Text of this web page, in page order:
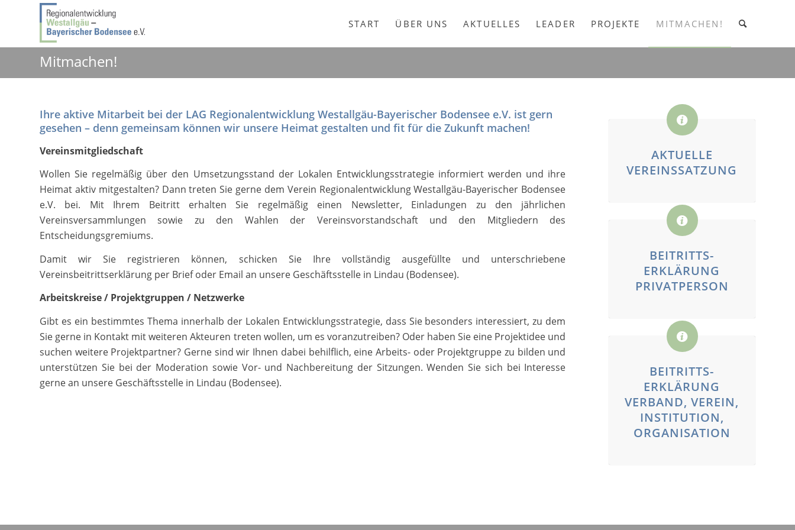
START ÜBER UNS AKTUELLES LEADER PROJEKTE MITMACHEN!
Mitmachen!
Ihre aktive Mitarbeit bei der LAG Regionalentwicklung Westallgäu-Bayerischer Bodensee e.V. ist gern
gesehen – denn gemeinsam können wir unsere Heimat gestalten und fit für die Zukunft machen!
Vereinsmitgliedschaft
Wollen Sie regelmäßig über den Umsetzungsstand der Lokalen Entwicklungsstrategie informiert werden und ihre
Heimat aktiv mitgestalten? Dann treten Sie gerne dem Verein Regionalentwicklung Westallgäu-Bayerischer Bodensee
e.V. bei. Mit Ihrem Beitritt erhalten Sie regelmäßig einen Newsletter, Einladungen zu den jährlichen
Vereinsversammlungen sowie zu den Wahlen der Vereinsvorstandschaft und den Mitgliedern des
Entscheidungsgremiums.
Damit wir Sie registrieren können, schicken Sie Ihre vollständig ausgefüllte und unterschriebene
Vereinsbeitrittserklärung per Brief oder Email an unsere Geschäftsstelle in Lindau (Bodensee).
Arbeitskreise / Projektgruppen / Netzwerke
Gibt es ein bestimmtes Thema innerhalb der Lokalen Entwicklungsstrategie, dass Sie besonders interessiert, zu dem
Sie gerne in Kontakt mit weiteren Akteuren treten wollen, um es voranzutreiben? Oder haben Sie eine Projektidee und
suchen weitere Projektpartner? Gerne sind wir Ihnen dabei behilflich, eine Arbeits- oder Projektgruppe zu bilden und
unterstützen Sie bei der Moderation sowie Vor- und Nachbereitung der Sitzungen. Wenden Sie sich bei Interesse
gerne an unsere Geschäftsstelle in Lindau (Bodensee).
AKTUELLE
VEREINSSATZUNG
BEITRITTS-
ERKLÄRUNG
PRIVATPERSON
BEITRITTS-
ERKLÄRUNG
VERBAND, VEREIN,
INSTITUTION,
ORGANISATION